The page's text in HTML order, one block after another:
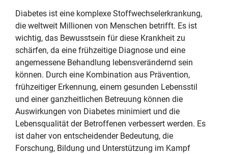
Diabetes ist eine komplexe Stoffwechselerkrankung,
die weltweit Millionen von Menschen betrifft. Es ist
wichtig, das Bewusstsein für diese Krankheit zu
schärfen, da eine frühzeitige Diagnose und eine
angemessene Behandlung lebensverändernd sein
können. Durch eine Kombination aus Prävention,
frühzeitiger Erkennung, einem gesunden Lebensstil
und einer ganzheitlichen Betreuung können die
Auswirkungen von Diabetes minimiert und die
Lebensqualität der Betroffenen verbessert werden. Es
ist daher von entscheidender Bedeutung, die
Forschung, Bildung und Unterstützung im Kampf